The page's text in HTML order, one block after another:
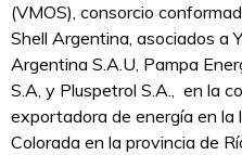
(VMOS), consorcio
Shell Argentina, asociados a
Argentina S.A.U, Pampa
S.A, y Pluspetrol S.A., en la
exportadora de energía en la
Colorada en la provincia de